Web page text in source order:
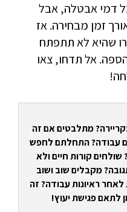
דמי אבטלה, אבל
זמן מבחירה. אז
שהיא לא תתפתח
אל תדחו, צאו
מתלבטים אם זה
עבודה? התחלתם לחפש
שולחים קורות חיים ולא
מקבלים שוב ושוב
ראיונות עבודה? זה
לתאם פגישת יעוץ!